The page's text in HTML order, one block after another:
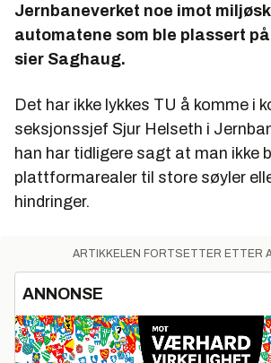
Jernbaneverket noe imot
automatene som ble plassert
sier Saghaug.
Det har ikke lykkes TU å komme i
seksjonssjef Sjur Helseth i
han har tidligere sagt at man ikke
plattformarealer til store søyler
hindringer.
ARTIKKELEN FORTSETTER ETTER
ANNONSE